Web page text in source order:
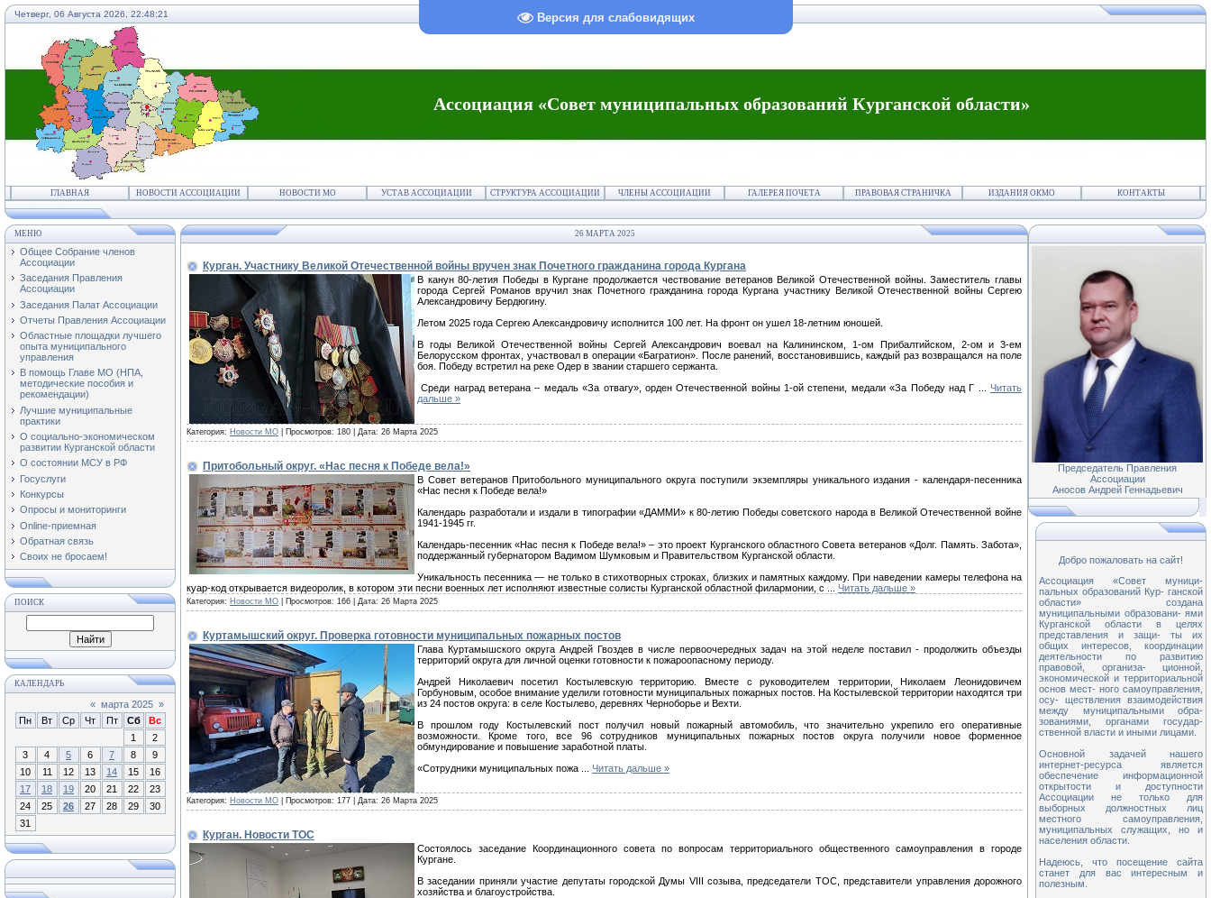
Версия для слабовидящих
Четверг, 06 Августа 2026, 22:48:22
Ассоциация «Совет муниципальных образований Курганской области»
ГЛАВНАЯ НОВОСТИ АССОЦИАЦИИ НОВОСТИ МО УСТАВ АССОЦИАЦИИ СТРУКТУРА АССОЦИАЦИИ ЧЛЕНЫ АССОЦИАЦИИ ГАЛЕРЕЯ ПОЧЕТА ПРАВОВАЯ СТРАНИЧКА ИЗДАНИЯ ОКМО КОНТАКТЫ
МЕНЮ
Общее Собрание членов
Ассоциации
Заседания Правления
Ассоциации
Заседания Палат Ассоциации
Отчеты Правления Ассоциации
Областные площадки лучшего
опыта муниципального
управления
В помощь Главе МО (НПА,
методические пособия и
рекомендации)
Лучшие муниципальные
практики
О социально-экономическом
развитии Курганской области
О состоянии МСУ в РФ
Госуслуги
Конкурсы
Опросы и мониторинги
Online-приемная
Обратная связь
Своих не бросаем!
ПОИСК
КАЛЕНДАРЬ
« марта 2025 »
Пн
Вт Ср Чт Пт Сб
Вс
1
2
3
4 5 6 7 8
9
10
11 12 13 14 15
16
17
18 19 20 21 22
23
24
25 26 27 28 29
30
31
26 МАРТА 2025
Курган. Участнику Великой Отечественной войны вручен знак Почетного гражданина города Кургана
В канун 80-летия Победы в Кургане продолжается чествование ветеранов Великой Отечественной войны. Заместитель главы
города Сергей Романов вручил знак Почетного гражданина города Кургана участнику Великой Отечественной войны Сергею
Александровичу Бердюгину.
Летом 2025 года Сергею Александровичу исполнится 100 лет. На фронт он ушел 18-летним юношей.
В годы Великой Отечественной войны Сергей Александрович воевал на Калининском, 1-ом Прибалтийском, 2-ом и 3-ем
Белорусском фронтах, участвовал в операции «Багратион». После ранений, восстановившись, каждый раз возвращался на поле
боя. Победу встретил на реке Одер в звании старшего сержанта.
Среди наград ветерана – медаль «За отвагу», орден Отечественной войны 1-ой степени, медали «За Победу над Г
...Читать
дальше »
Категория: Новости МО | Просмотров: 180 | Дата: 26 Марта 2025
Притобольный округ. «Нас песня к Победе вела!»
В Совет ветеранов Притобольного муниципального округа поступили экземпляры уникального издания - календаря-песенника
«Нас песня к Победе вела!»
Календарь разработали и издали в типографии «ДАММИ» к 80-летию Победы советского народа в Великой Отечественной войне
1941-1945 гг.
Календарь-песенник «Нас песня к Победе вела!» – это проект Курганского областного Совета ветеранов «Долг. Память. Забота»,
поддержанный губернатором Вадимом Шумковым и Правительством Курганской области.
Уникальность песенника — не только в стихотворных строках, близких и памятных каждому. При наведении камеры телефона на
куар-код открывается видеоролик, в котором эти песни военных лет исполняют известные солисты Курганской областной филармонии, с
Читать дальше »
Категория: Новости МО | Просмотров: 166 | Дата: 26 Марта 2025
Куртамышский округ. Проверка готовности муниципальных пожарных постов
Глава Куртамышского округа Андрей Гвоздев в числе первоочередных задач на этой неделе поставил - продолжить объезды
территорий округа для личной оценки готовности к пожароопасному периоду.
Андрей Николаевич посетил Костылевскую территорию. Вместе с руководителем территории, Николаем Леонидовичем
Горбуновым, особое внимание уделили готовности муниципальных пожарных постов. На Костылевской территории находятся три
из 24 постов округа: в селе Костылево, деревнях Черноборье и Вехти.
В прошлом году Костылевский пост получил новый пожарный автомобиль, что значительно укрепило его оперативные
возможности. Кроме того, все 96 сотрудников муниципальных пожарных постов округа получили новое форменное
обмундирование и повышение заработной платы.
«Сотрудники муниципальных пожа
Читать дальше »
Категория: Новости МО | Просмотров: 177 | Дата: 26 Марта 2025
Курган. Новости ТОС
Состоялось заседание Координационного совета по вопросам территориального общественного самоуправления в городе
Кургане.
В заседании приняли участие депутаты городской Думы VIII созыва, председатели ТОС, представители управления дорожного
хозяйства и благоустройства.
Председатель Правления
Ассоциации
Аносов Андрей Геннадьевич
Добро пожаловать на сайт!
Ассоциация «Совет муници-
пальных образований Кур- ганской
области» создана
муниципальными образовани- ями
Курганской области в целях
представления и защи- ты их
общих интересов, координации
деятельности по развитию
правовой, организа- ционной,
экономической и территориальной
основ мест- ного самоуправления,
осу- ществления взаимодействия
между муниципальными обра-
зованиями, органами государ-
ственной власти и иными лицами.
Основной задачей нашего
интернет-ресурса является
обеспечение информационной
открытости и доступности
Ассоциации не только для
выборных должностных лиц
местного самоуправления,
муниципальных служащих, но и
населения области.
Надеюсь, что посещение сайта
станет для вас интересным и
полезным.